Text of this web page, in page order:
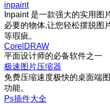
inpaint
Inpaint 是一款强大的实用图
必要的物体,让您轻松摆脱图
等瑕疵。
CorelDRAW
平面设计师的必备软件之一
极速图片压缩器
免费压缩速度极快的桌面端
功能。
Ps插件大全